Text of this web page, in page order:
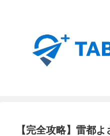
【完全攻略】雷都